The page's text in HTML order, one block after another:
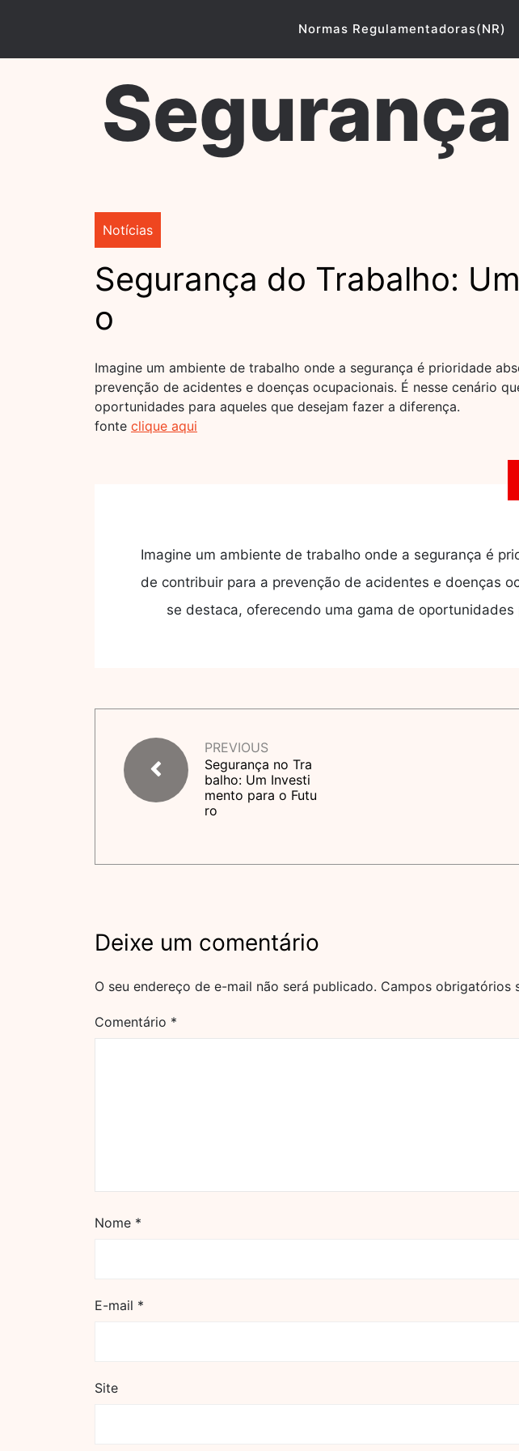
Normas Regulamentadoras(NR)
Notícias
Segurança do Trabalho:
o
Imagine um ambiente de trabalho onde a segurança é prioridade
prevenção de acidentes e doenças ocupacionais. É nesse cenário
oportunidades para aqueles que desejam fazer a diferença.
fonte clique aqui
Imagine um ambiente de trabalho onde a segurança é
de contribuir para a prevenção de acidentes e doenças
se destaca, oferecendo uma gama de
PREVIOUS
Segurança no Tra
balho: Um Investi
mento para o Futu
ro
Deixe um comentário
O seu endereço de e-mail não será publicado. Campos obrigatórios
Comentário *
Nome *
E-mail *
Site